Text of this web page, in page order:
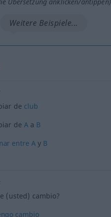
Weitere Beispiele...
de club
de A a B
entre A y B
(usted) cambio?
cambio